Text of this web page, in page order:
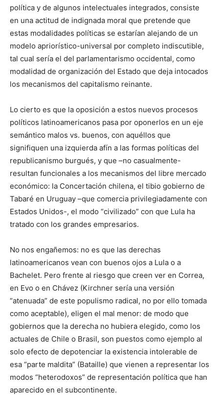
política y de algunos intelectuales integrados, consiste
en una actitud de indignada moral que pretende que
estas modalidades políticas se estarían alejando de un
modelo apriorístico-universal por completo indiscutible,
tal cual sería el del parlamentarismo occidental, como
modalidad de organización del Estado que deja intocados
los mecanismos del capitalismo reinante.
Lo cierto es que la oposición a estos nuevos procesos
políticos latinoamericanos pasa por oponerlos en un eje
semántico malos vs. buenos, con aquéllos que
signifiquen una izquierda afín a las formas políticas del
republicanismo burgués, y que –no casualmente-
resultan funcionales a los mecanismos del libre mercado
económico: la Concertación chilena, el tibio gobierno de
Tabaré en Uruguay –que comercia privilegiadamente con
Estados Unidos-, el modo “civilizado” con que Lula ha
tratado con los grandes empresarios.
No nos engañemos: no es que las derechas
latinoamericanos vean con buenos ojos a Lula o a
Bachelet. Pero frente al riesgo que creen ver en Correa,
en Evo o en Chávez (Kirchner sería una versión
“atenuada” de este populismo radical, no por ello tomada
como aceptable), eligen el mal menor: de modo que
gobiernos que la derecha no hubiera elegido, como los
actuales de Chile o Brasil, son puestos como ejemplo al
solo efecto de depotenciar la existencia intolerable de
esa “parte maldita” (Bataille) que vienen a representar los
modos “heterodoxos” de representación política que han
aparecido en el subcontinente.